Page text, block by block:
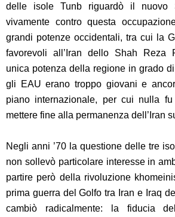
delle isole Tunb riguardò il nuovo
vivamente contro questa
grandi potenze occidentali, tra cui la
favorevoli all’Iran dello Shah Reza
unica potenza della regione in grado
gli EAU erano troppo giovani e
piano internazionale, per cui nulla
mettere fine alla permanenza dell’Iran
Negli anni ’70 la questione delle tre
non sollevò particolare interesse in
partire però della rivoluzione
prima guerra del Golfo tra Iran e Iraq
cambiò radicalmente: la fiducia